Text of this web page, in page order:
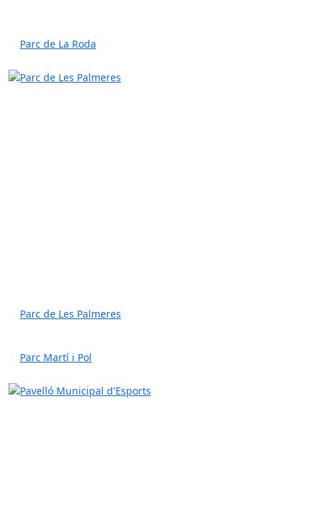
Parc de La Roda
Parc de Les Palmeres
Parc Martí i Pol